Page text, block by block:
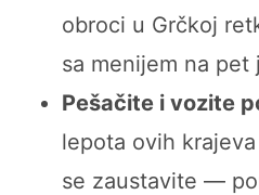
obroci u Grčkoj
sa menijem na pet
Pešačite i vozite
lepota ovih
se zaustavite —